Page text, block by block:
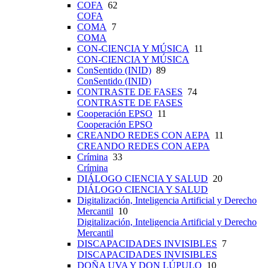
COFA 62
COFA
COMA 7
COMA
CON-CIENCIA Y MÚSICA 11
CON-CIENCIA Y MÚSICA
ConSentido (INID) 89
ConSentido (INID)
CONTRASTE DE FASES 74
CONTRASTE DE FASES
Cooperación EPSO 11
Cooperación EPSO
CREANDO REDES CON AEPA 11
CREANDO REDES CON AEPA
Crímina 33
Crímina
DIÁLOGO CIENCIA Y SALUD 20
DIÁLOGO CIENCIA Y SALUD
Digitalización, Inteligencia Artificial y Derecho
Mercantil 10
Digitalización, Inteligencia Artificial y Derecho
Mercantil
DISCAPACIDADES INVISIBLES 7
DISCAPACIDADES INVISIBLES
DOÑA UVA Y DON LÚPULO 10